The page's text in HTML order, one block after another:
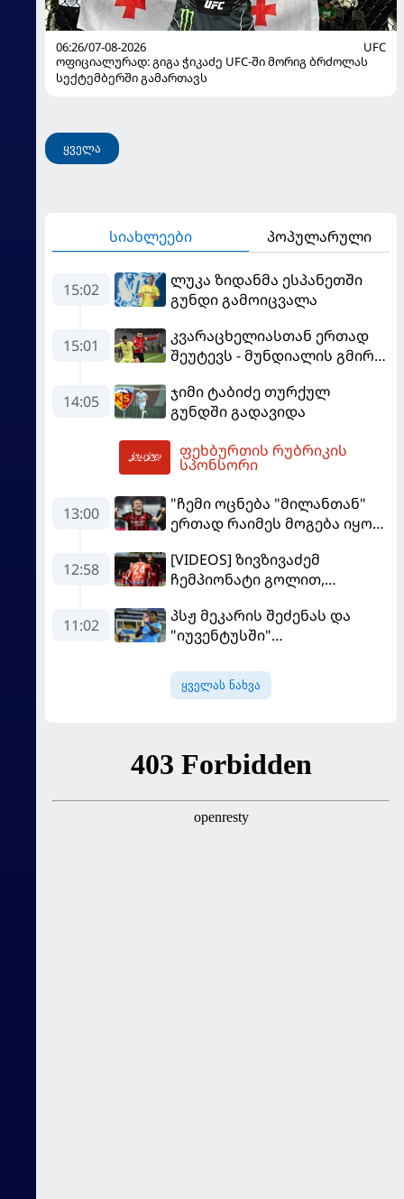
06:26/07-08-2026
UFC
ოფიციალურად: გიგა ჭიკაძე UFC-ში მორიგ ბრძოლას
სექტემბერში გამართავს
ყველა
სიახლეები პოპულარული
15:02
ლუკა ზიდანმა ესპანეთში
გუნდი გამოიცვალა
15:01
კვარაცხელიასთან ერთად
შეუტევს - მუნდიალის გმირი
გახდება
14:05
ჯიმი ტაბიძე თურქულ
გუნდში გადავიდა
ფეხბურთის რუბრიკის
სპონსორი
13:00
"ჩემი ოცნება "მილანთან"
ერთად რაიმეს მოგება იყო" -
თავის მისიაზე ისაუბრა
12:58
[VIDEOS] ზივზივაძემ
ჩემპიონატი გოლით,
გამარჯვებით დაიწყო
11:02
პსჟ მეკარის შეძენას და
"იუვენტუსში"
ყველას ნახვა